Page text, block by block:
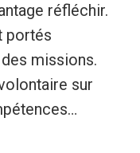
réfléchir.
portés
missions.
sur